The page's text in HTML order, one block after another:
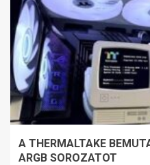
A THERMALTAKE
ARGB SOROZATOT